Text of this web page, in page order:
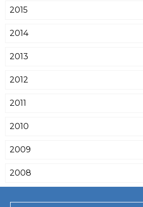
2015
2014
2013
2012
2011
2010
2009
2008